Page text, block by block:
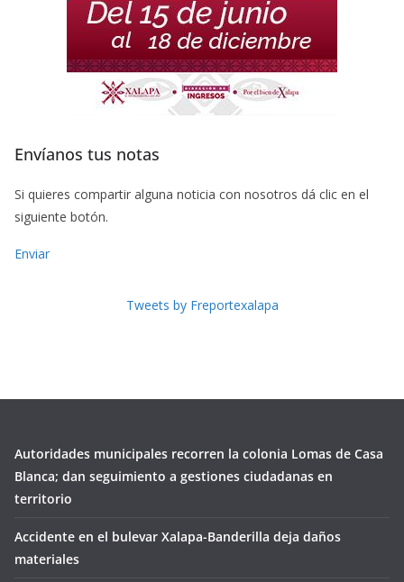
Envíanos tus notas
Si quieres compartir alguna noticia con nosotros dá clic en el
siguiente botón.
Enviar
Tweets by Freportexalapa
Autoridades municipales recorren la colonia Lomas de Casa
Blanca; dan seguimiento a gestiones ciudadanas en
territorio
Accidente en el bulevar Xalapa-Banderilla deja daños
materiales